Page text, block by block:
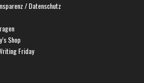
/ Datenschutz
Shop
Friday